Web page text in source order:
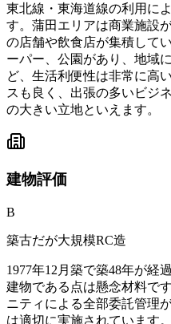
東北線・東海道線の利用に
す。蒲田エリアは商業施設
の店舗や飲食店が集積して
ーパー、公園があり、地域
ど、生活利便性は非常に高
スも良く、出張の多いビジ
の大きい立地といえます。
建物評価
B
築古だが大規模RC造
1977年12月築で築48年が経
建物である点は懸念材料で
ニティによる全部委託管理
は適切に実施されています